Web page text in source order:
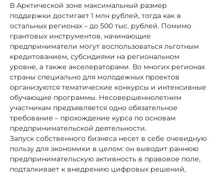
В Арктической зоне максимальный размер
поддержки достигает 1 млн рублей, тогда как в
остальных регионах – до 500 тыс. рублей. Помимо
грантовых инструментов, начинающие
предприниматели могут воспользоваться льготным
кредитованием, субсидиями на региональном
уровне, а также акселераторами. Во многих регионах
страны специально для молодежных проектов
организуются тематические конкурсы и интенсивные
обучающие программы. Несовершеннолетним
участникам предъявляется одно обязательное
требование – прохождение курса по основам
предпринимательской деятельности.
Запуск собственного бизнеса несет в себе очевидную
пользу для экономики в целом: он выводит раннюю
предпринимательскую активность в правовое поле,
подталкивает к внедрению цифровых решений,